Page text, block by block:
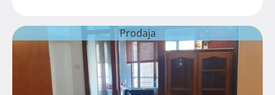
Prodaja